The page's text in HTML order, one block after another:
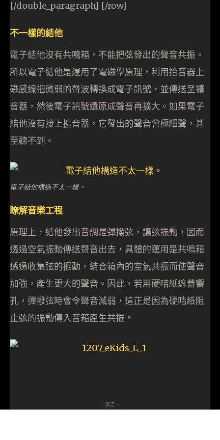
[/double_paragraph] [/row]
不一樣的結他
電子結他沒有共鳴箱，不能把弦發出的聲音共振。
所以電子結他是運用了電磁學原理，利用拾音器上
磁感線把微弱的聲波轉換成電子訊號，並傳送至擴
音器，然後電子訊號還原成聲音再擴大。如果電子
結他沒有接上擴音器，它發出的聲音會極細聲，甚
至聽不到。
電子結他構造不太一樣。
瞭解音樂工程
原理上，結他發出音調是彈撥弦，讓弦振動，因而
透過空氣振動傳送聲音出去，具體的運用是共嗚箱
透過收集弦的振動，結合箱內的空氣共振而使聲音
加強，產生更大的聲音。因此，若用硬咭紙遮蓋響
孔，彈撥弦時會令聲音減弱，這正是因為硬咭紙阻
止弦的振動傳入音箱產生共振。
- 廣告 -